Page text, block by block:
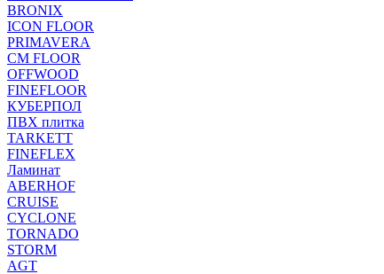
BRONIX
ICON FLOOR
PRIMAVERA
CM FLOOR
OFFWOOD
FINEFLOOR
КУБЕРПОЛ
ПВХ плитка
TARKETT
FINEFLEX
Ламинат
ABERHOF
CRUISE
CYCLONE
TORNADO
STORM
AGT